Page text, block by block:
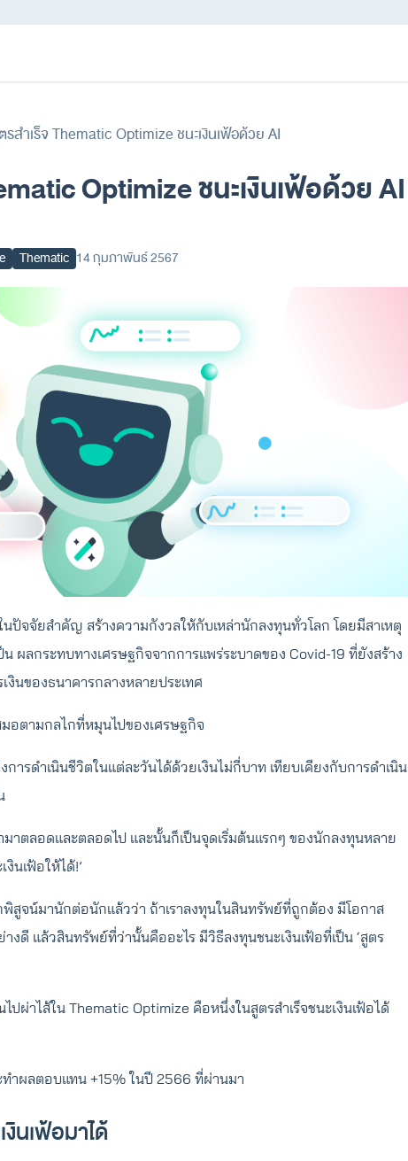
รสำเร็จ Thematic Optimize ชนะเงินเฟ้อด้วย AI
Optimize ชนะเงินเฟ้อด้วย AI
Thematic 14 กุมภาพันธ์ 2567
ปัจจัยสำคัญ สร้างความกังวลให้กับเหล่านักลงทุนทั่วโลก โดยมีสาเหตุ
ผลกระทบทางเศรษฐกิจจากการแพร่ระบาดของ Covid-19 ที่ยังสร้าง
งินของธนาคารกลางหลายประเทศ
มอตามกลไกที่หมุนไปของเศรษฐกิจ
การดำเนินชีวิตในแต่ละวันได้ด้วยเงินไม่กี่บาท เทียบเคียงกับการดำเนิน
ามาตลอดและตลอดไป และนั้นก็เป็นจุดเริ่มต้นแรกๆ ของนักลงทุนหลาย
นเฟ้อให้ได้!’
สูจน์มานักต่อนักแล้วว่า ถ้าเราลงทุนในสินทรัพย์ที่ถูกต้อง มีโอกาส
างดี แล้วสินทรัพย์ที่ว่านั้นคืออะไร มีวิธีลงทุนชนะเงินเฟ้อที่เป็น ‘สูตร
ผ่าไส้ใน Thematic Optimize คือหนึ่งในสูตรสำเร็จชนะเงินเฟ้อได้
ำผลตอบแทน +15% ในปี 2566 ที่ผ่านมา
นเฟ้อมาได้